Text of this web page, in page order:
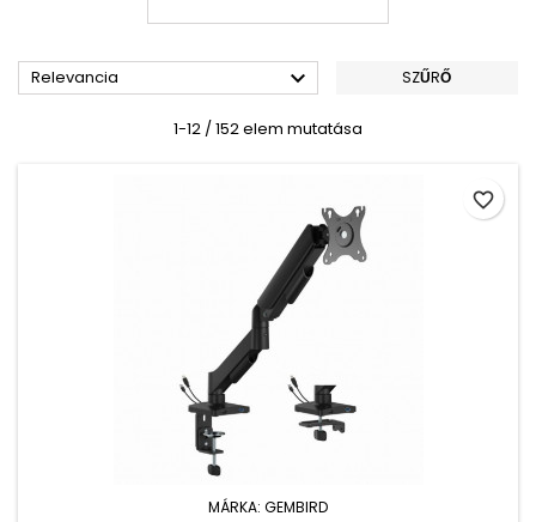
Relevancia  SZŰRŐ
1-12 / 152 elem mutatása
MÁRKA: GEMBIRD
favorite_border